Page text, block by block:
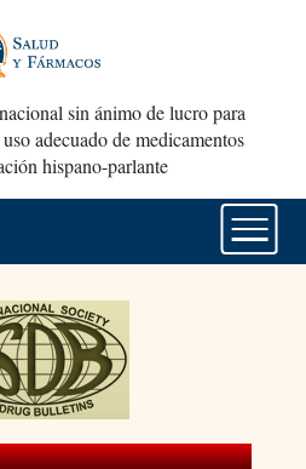
sin ánimo de lucro para
adecuado de medicamentos
hispano-parlante